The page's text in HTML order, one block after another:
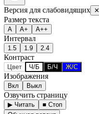
Версия для слабовидящих ✕
Размер текста
А А+ А++
Интервал
1.5 1.9 2.4
Контраст
Цвет Ч/Б Б/Ч Ж/С
Изображения
Вкл Выкл
Озвучить страницу
▶ Читать
■ Стоп